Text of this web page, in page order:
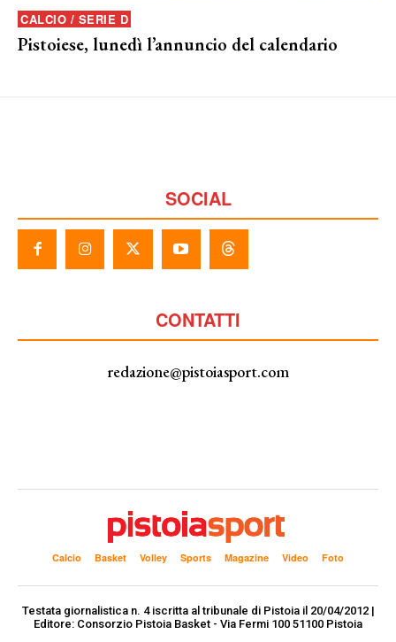
CALCIO / SERIE D
Pistoiese, lunedì l’annuncio del calendario
SOCIAL
CONTATTI
redazione@pistoiasport.com
Calcio Basket Volley Sports Magazine Video Foto
Testata giornalistica n. 4 iscritta al tribunale di Pistoia il 20/04/2012 |
Editore: Consorzio Pistoia Basket - Via Fermi 100 51100 Pistoia